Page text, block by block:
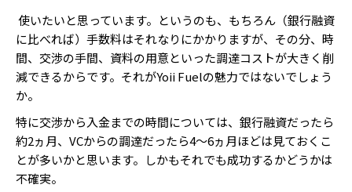
使いたいと思っています。というのも、もちろん（銀行融資
に比べれば）手数料はそれなりにかかりますが、その分、時
間、交渉の手間、資料の用意といった調達コストが大きく削
減できるからです。それがYoii Fuelの魅力ではないでしょう
か。
特に交渉から入金までの時間については、銀行融資だったら
約2ヵ月、VCからの調達だったら4〜6ヵ月ほどは見ておくこ
とが多いかと思います。しかもそれでも成功するかどうかは
不確実。